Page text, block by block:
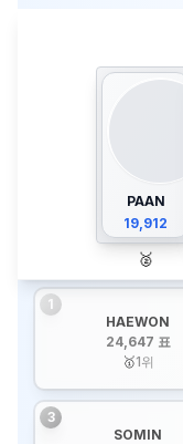
PAAN
19,912
🥈
1
HAEWON
24,647 표
🥇1위
3
SOMIN